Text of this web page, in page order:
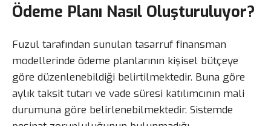
Ödeme Planı Nasıl Oluşturuluyor?
Fuzul tarafından sunulan tasarruf finansman
modellerinde ödeme planlarının kişisel bütçeye
göre düzenlenebildiği belirtilmektedir. Buna göre
aylık taksit tutarı ve vade süresi katılımcının mali
durumuna göre belirlenebilmektedir. Sistemde